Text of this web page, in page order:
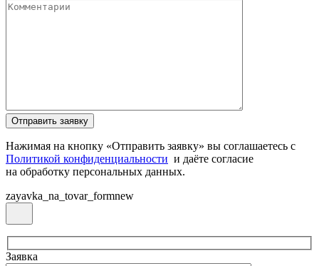
Нажимая на кнопку «Отправить заявку» вы соглашаетесь с
Политикой конфиденциальности и даёте согласие
на обработку персональных данных.
zayavka_na_tovar_formnew
Заявка